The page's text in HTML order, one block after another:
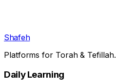
Shafeh
Platforms for Torah & Tefillah.
Daily Learning